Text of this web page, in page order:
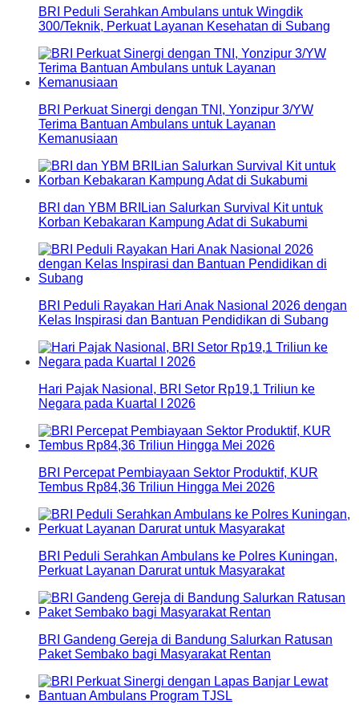
BRI Peduli Serahkan Ambulans untuk Wingdik
300/Teknik, Perkuat Layanan Kesehatan di Subang
BRI Perkuat Sinergi dengan TNI, Yonzipur 3/YW
Terima Bantuan Ambulans untuk Layanan
Kemanusiaan
BRI dan YBM BRILian Salurkan Survival Kit untuk
Korban Kebakaran Kampung Adat di Sukabumi
BRI Peduli Rayakan Hari Anak Nasional 2026 dengan
Kelas Inspirasi dan Bantuan Pendidikan di Subang
Hari Pajak Nasional, BRI Setor Rp19,1 Triliun ke
Negara pada Kuartal I 2026
BRI Percepat Pembiayaan Sektor Produktif, KUR
Tembus Rp84,36 Triliun Hingga Mei 2026
BRI Peduli Serahkan Ambulans ke Polres Kuningan,
Perkuat Layanan Darurat untuk Masyarakat
BRI Gandeng Gereja di Bandung Salurkan Ratusan
Paket Sembako bagi Masyarakat Rentan